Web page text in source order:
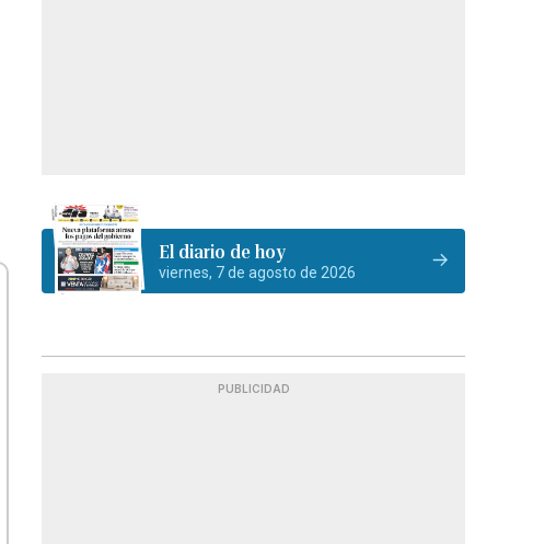
El diario de hoy
viernes, 7 de agosto de 2026
PUBLICIDAD